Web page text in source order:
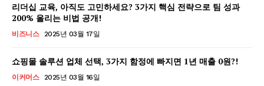
리더십 교육, 아직도 고민하세요? 3가지 핵심 전략으로 팀 성과
200% 올리는 비법 공개!
비즈니스 2025년 03월 17일
쇼핑몰 솔루션 업체 선택, 3가지 함정에 빠지면 1년 매출 0원?!
이커머스 2025년 03월 16일